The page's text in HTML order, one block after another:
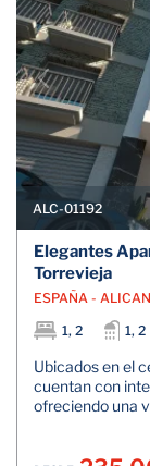
ALC-01192
Elegantes
Torrevieja
ESPAÑA -
1, 2
1, 2
Ubicados en el
cuentan con
ofreciendo una